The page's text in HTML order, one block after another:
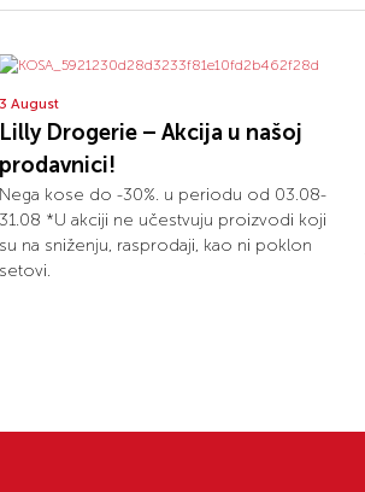
3 August
Lilly Drogerie – Akcija u našoj
prodavnici!
Nega kose do -30%. u periodu od 03.08-
31.08 *U akciji ne učestvuju proizvodi koji
su na sniženju, rasprodaji, kao ni poklon
setovi.